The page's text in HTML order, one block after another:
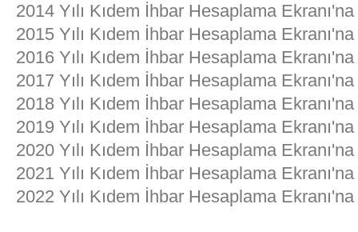
2014 Yılı Kıdem İhbar Hesaplama
2015 Yılı Kıdem İhbar Hesaplama
2016 Yılı Kıdem İhbar Hesaplama
2017 Yılı Kıdem İhbar Hesaplama
2018 Yılı Kıdem İhbar Hesaplama
2019 Yılı Kıdem İhbar Hesaplama
2020 Yılı Kıdem İhbar Hesaplama
2021 Yılı Kıdem İhbar Hesaplama
2022 Yılı Kıdem İhbar Hesaplama